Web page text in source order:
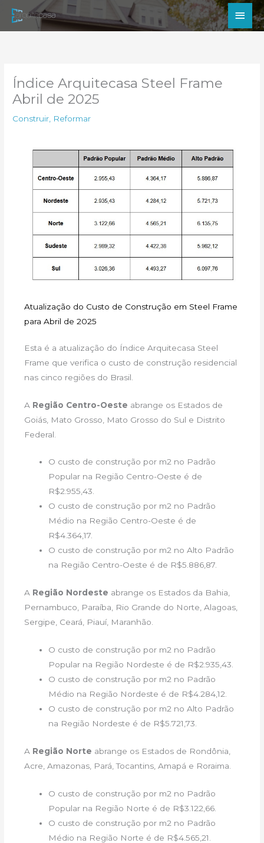
para
Índice Arquitecasa Steel Frame
Abril de 2025
Construir Reformar
Atualização do Custo de Construção em Steel Frame
para Abril de 2025
Esta é a atualização do Índice Arquitecasa Steel
Frame que verifica o custo de construção residencial
nas cinco regiões do Brasil.
A Região Centro-Oeste abrange os Estados de
Goiás, Mato Grosso, Mato Grosso do Sul e Distrito
Federal.
O custo de construção por m2 no Padrão
Popular na Região Centro-Oeste é de
R$2.955,43.
O custo de construção por m2 no Padrão
Médio na Região Centro-Oeste é de
R$4.364,17.
O custo de construção por m2 no Alto Padrão
na Região Centro-Oeste é de R$5.886,87.
A Região Nordeste abrange os Estados da Bahia,
Pernambuco, Paraíba, Rio Grande do Norte, Alagoas,
Sergipe, Ceará, Piauí, Maranhão.
O custo de construção por m2 no Padrão
Popular na Região Nordeste é de R$2.935,43.
O custo de construção por m2 no Padrão
Médio na Região Nordeste é de R$4.284,12.
O custo de construção por m2 no Alto Padrão
na Região Nordeste é de R$5.721,73.
A Região Norte abrange os Estados de Rondônia,
Acre, Amazonas, Pará, Tocantins, Amapá e Roraima.
O custo de construção por m2 no Padrão
Popular na Região Norte é de R$3.122,66.
O custo de construção por m2 no Padrão
Médio na Região Norte é de R$4.565,21.